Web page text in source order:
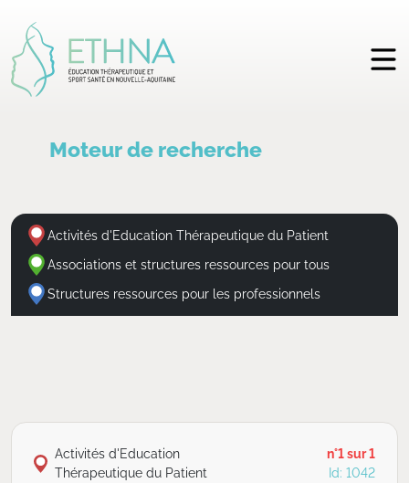
Moteur de recherche
Activités d'Education Thérapeutique du Patient
Associations et structures ressources pour tous
Structures ressources pour les professionnels
Activités d'Education
Thérapeutique du Patient
n°1 sur 1
Id: 1042